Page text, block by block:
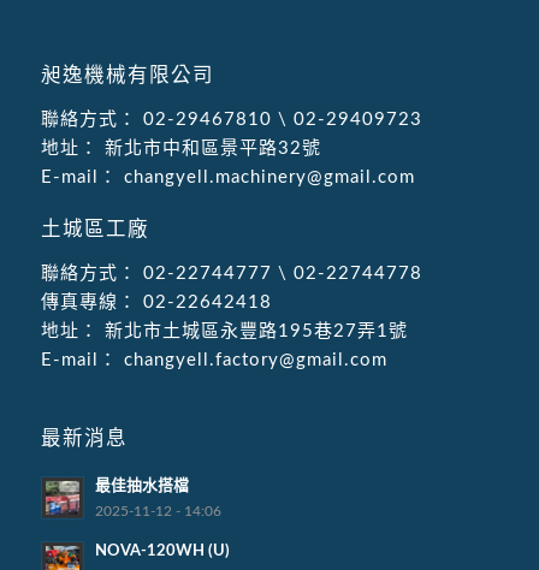
昶逸機械有限公司
聯絡方式： 02-29467810 \ 02-29409723
地址：
新北市中和區景平路32號
E-mail：
changyell.machinery@gmail.com
土城區工廠
聯絡方式： 02-22744777 \ 02-22744778
傳真專線：
02-22642418
地址：
新北市土城區永豐路195巷27弄1號
E-mail：
changyell.factory@gmail.com
最新消息
最佳抽水搭檔
2025-11-12 - 14:06
NOVA-120WH (U)